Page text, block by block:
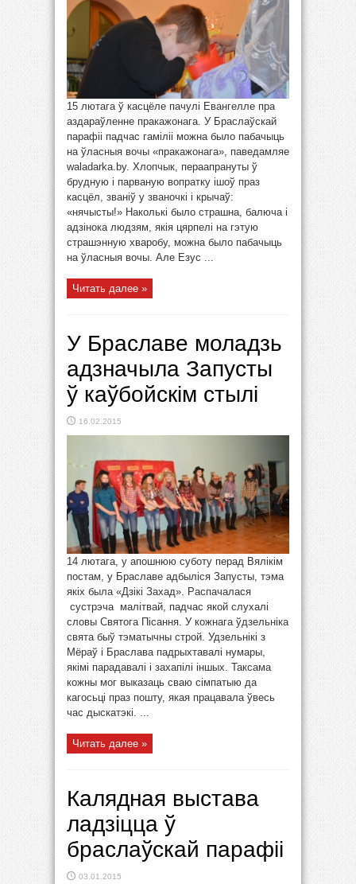
15 лютага ў касцёле пачулі Евангелле пра
аздараўленне пракажонага. У Браслаўскай
парафіі падчас гаміліі можна было пабачыць
на ўласныя вочы «пракажонага», паведамляе
waladarka.by. Хлопчык, пераапрануты ў
брудную і парваную вопратку ішоў праз
касцёл, званіў у званочкі і крычаў:
«нячысты!» Наколькі было страшна, балюча і
адзінока людзям, якія цярпелі на гэтую
страшэнную хваробу, можна было пабачыць
на ўласныя вочы. Але Езус ...
Читать далее »
У Браславе моладзь
адзначыла Запусты
ў каўбойскім стылі
16.02.2015
14 лютага, у апошнюю суботу перад Вялікім
постам, у Браславе адбыліся Запусты, тэма
якіх была «Дзікі Захад». Распачалася
сустрэча малітвай, падчас якой слухалі
словы Святога Пісання. У кожнага ўдзельніка
свята быў тэматычны строй. Удзельнікі з
Мёраў і Браслава падрыхтавалі нумары,
якімі парадавалі і захапілі іншых. Таксама
кожны мог выказаць сваю сімпатыю да
кагосьці праз пошту, якая працавала ўвесь
час дыскатэкі. ...
Читать далее »
Калядная выстава
ладзіцца ў
браслаўскай парафіі
03.01.2015